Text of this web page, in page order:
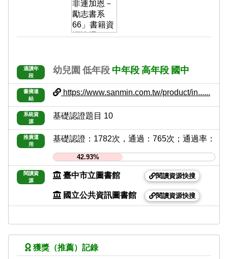
適讀年
段
幼兒園 低年段 中年段 高年段 國中
書摘連
結
https://www.sanmin.com.tw/product/in......
系統資
源
基礎認證題目 10
推廣運
用
基礎認證：1782次，通過：765次；通過率：
42.93%
閱讀資
源
臺中市立圖書館 閱讀資源快搜
國立公共資訊圖書館 閱讀資源快搜
獲獎（推薦）記錄